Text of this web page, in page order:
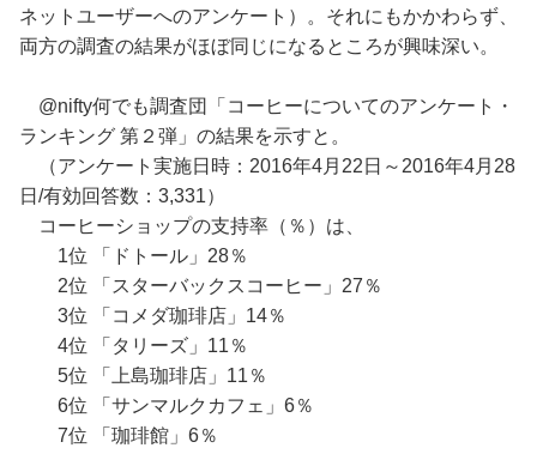
ネットユーザーへのアンケート）。それにもかかわらず、
両方の調査の結果がほぼ同じになるところが興味深い。
@nifty何でも調査団「コーヒーについてのアンケート・
ランキング 第２弾」の結果を示すと。
（アンケート実施日時：2016年4月22日～2016年4月28
日/有効回答数：3,331）
コーヒーショップの支持率（％）は、
1位 「ドトール」28％
2位 「スターバックスコーヒー」27％
3位 「コメダ珈琲店」14％
4位 「タリーズ」11％
5位 「上島珈琲店」11％
6位 「サンマルクカフェ」6％
7位 「珈琲館」6％